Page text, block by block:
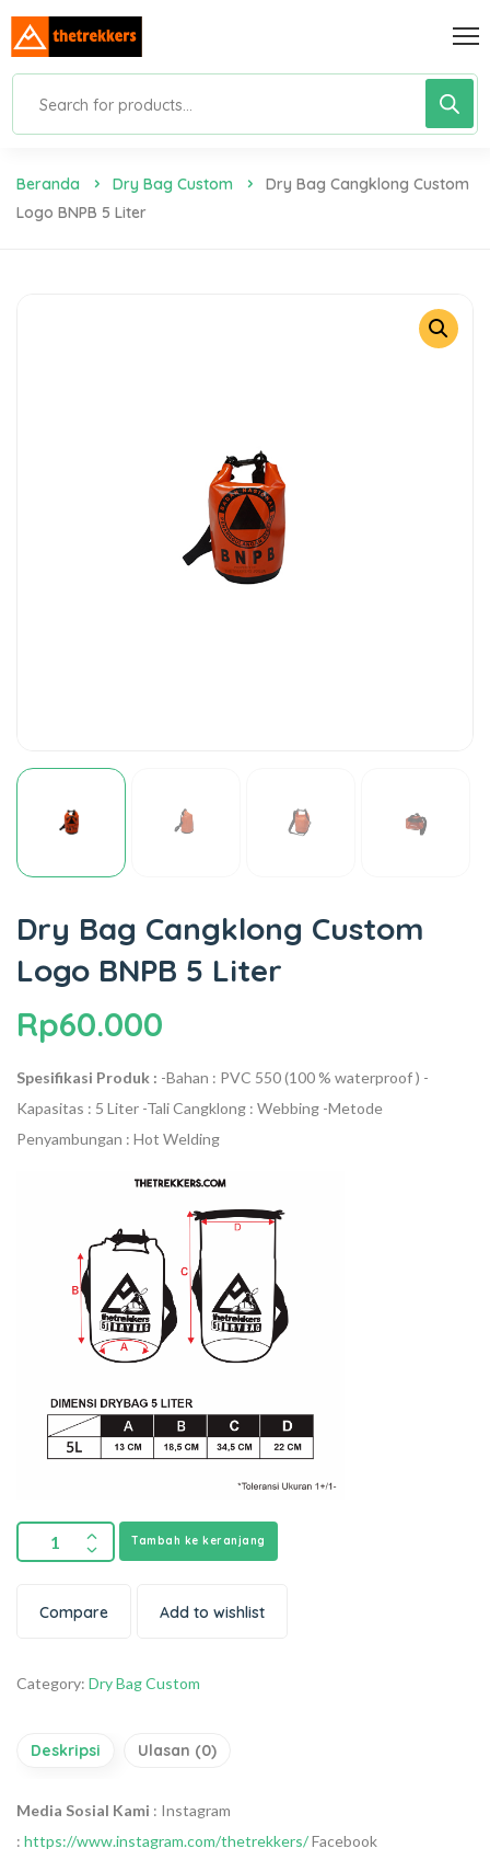
Beranda Dry Bag Custom
Dry Bag Cangklong Custom
Logo BNPB 5 Liter
Dry Bag Cangklong Custom
Logo BNPB 5 Liter
Rp60.000
Spesifikasi Produk : -Bahan : PVC 550 (100 % waterproof ) -
Kapasitas : 5 Liter -Tali Cangklong : Webbing -Metode
Penyambungan : Hot Welding
Tambah ke keranjang
Compare Add to wishlist
Category: Dry Bag Custom
Deskripsi Ulasan (0)
Media Sosial Kami : Instagram
: https://www.instagram.com/thetrekkers/Facebook